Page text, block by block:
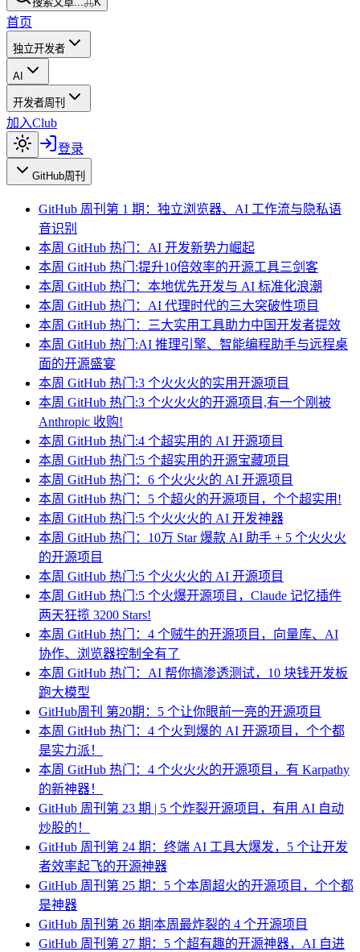
首页
独立开发者
AI
开发者周刊
加入Club
登录
GitHub周刊
GitHub 周刊第 1 期：独立浏览器、AI 工作流与隐私语
音识别
本周 GitHub 热门：AI 开发新势力崛起
本周 GitHub 热门:提升10倍效率的开源工具三剑客
本周 GitHub 热门：本地优先开发与 AI 标准化浪潮
本周 GitHub 热门：AI 代理时代的三大突破性项目
本周 GitHub 热门：三大实用工具助力中国开发者提效
本周 GitHub 热门:AI 推理引擎、智能编程助手与远程桌
面的开源盛宴
本周 GitHub 热门:3 个火火火的实用开源项目
本周 GitHub 热门:3 个火火火的开源项目,有一个刚被
Anthropic 收购!
本周 GitHub 热门:4 个超实用的 AI 开源项目
本周 GitHub 热门:5 个超实用的开源宝藏项目
本周 GitHub 热门：6 个火火火的 AI 开源项目
本周 GitHub 热门：5 个超火的开源项目，个个超实用!
本周 GitHub 热门:5 个火火火的 AI 开发神器
本周 GitHub 热门：10万 Star 爆款 AI 助手 + 5 个火火火
的开源项目
本周 GitHub 热门:5 个火火火的 AI 开源项目
本周 GitHub 热门:5 个火爆开源项目，Claude 记忆插件
两天狂揽 3200 Stars!
本周 GitHub 热门：4 个贼牛的开源项目，向量库、AI
协作、浏览器控制全有了
本周 GitHub 热门：AI 帮你搞渗透测试，10 块钱开发板
跑大模型
GitHub周刊 第20期：5 个让你眼前一亮的开源项目
本周 GitHub 热门：4 个火到爆的 AI 开源项目，个个都
是实力派！
本周 GitHub 热门：4 个火火火的开源项目，有 Karpathy
的新神器！
GitHub 周刊第 23 期 | 5 个炸裂开源项目，有用 AI 自动
炒股的！
GitHub 周刊第 24 期：终端 AI 工具大爆发，5 个让开发
者效率起飞的开源神器
GitHub 周刊第 25 期：5 个本周超火的开源项目，个个都
是神器
GitHub 周刊第 26 期|本周最炸裂的 4 个开源项目
GitHub 周刊第 27 期：5 个超有趣的开源神器，AI 自进